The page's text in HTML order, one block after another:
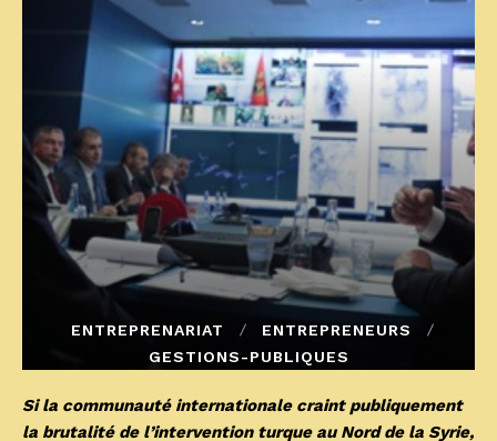
ENTREPRENARIAT
ENTREPRENEURS
GESTIONS-PUBLIQUES
Si la communauté internationale craint publiquement
la brutalité de l’intervention turque au Nord de la Syrie,